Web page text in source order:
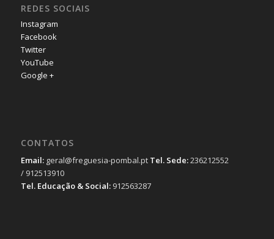
REDES SOCIAIS
Instagram
Facebook
Twitter
YouTube
Google +
CONTATOS
Email:geral@freguesia-pombal.pt Tel. Sede:236212552
/ 912513910
Tel. Educação & Social: 912563287